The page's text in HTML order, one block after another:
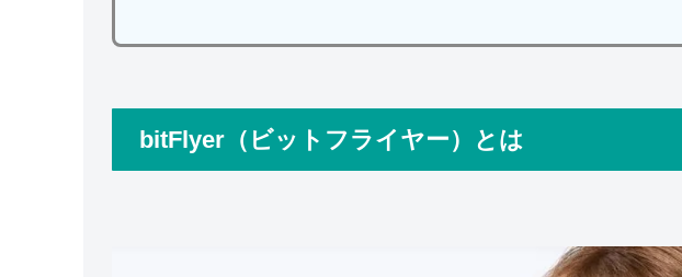
bitFlyer（ビットフライヤー）とは